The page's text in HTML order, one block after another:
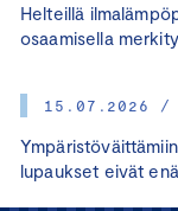
Helteillä
osaamisella
15.07.2026 /
lupaukset eivät